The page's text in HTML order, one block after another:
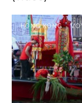
HONG KONG